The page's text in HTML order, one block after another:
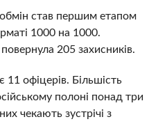
став першим етапом
1000 на 1000.
205 захисників.
11 офіцерів. Більшість
полоні понад три
чекають зустрічі з